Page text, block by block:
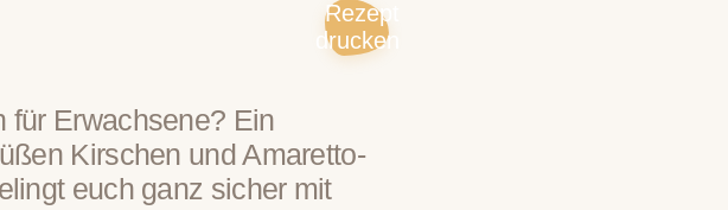
Rezept
drucken
für Erwachsene? Ein
Kirschen und Amaretto-
euch ganz sicher mit